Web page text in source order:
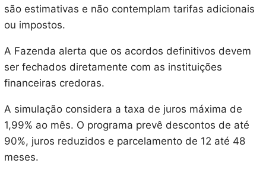
são estimativas e não contemplam tarifas adicionais
ou impostos.
A Fazenda alerta que os acordos definitivos devem
ser fechados diretamente com as instituições
financeiras credoras.
A simulação considera a taxa de juros máxima de
1,99% ao mês. O programa prevê descontos de até
90%, juros reduzidos e parcelamento de 12 até 48
meses.